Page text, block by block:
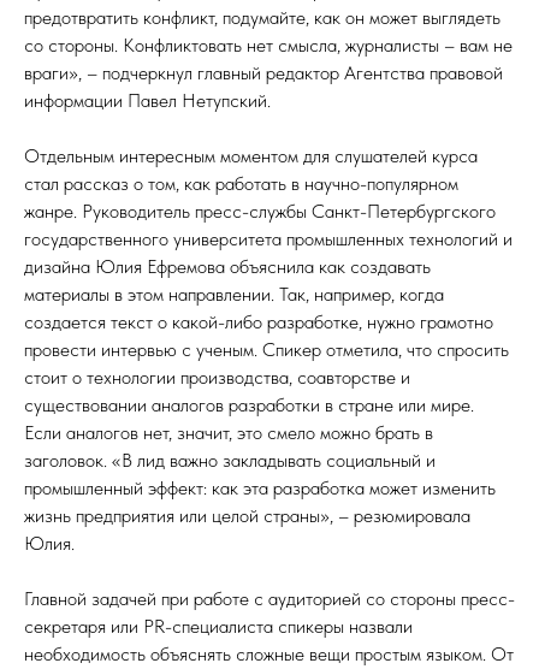
предотвратить конфликт, подумайте, как он может выглядеть
со стороны. Конфликтовать нет смысла, журналисты – вам не
враги», – подчеркнул главный редактор Агентства правовой
информации Павел Нетупский.
Отдельным интересным моментом для слушателей курса
стал рассказ о том, как работать в научно-популярном
жанре. Руководитель пресс-службы Санкт-Петербургского
государственного университета промышленных технологий и
дизайна Юлия Ефремова объяснила как создавать
материалы в этом направлении. Так, например, когда
создается текст о какой-либо разработке, нужно грамотно
провести интервью с ученым. Спикер отметила, что спросить
стоит о технологии производства, соавторстве и
существовании аналогов разработки в стране или мире.
Если аналогов нет, значит, это смело можно брать в
заголовок. «В лид важно закладывать социальный и
промышленный эффект: как эта разработка может изменить
жизнь предприятия или целой страны», – резюмировала
Юлия.
Главной задачей при работе с аудиторией со стороны пресс-
секретаря или PR-специалиста спикеры назвали
необходимость объяснять сложные вещи простым языком. От